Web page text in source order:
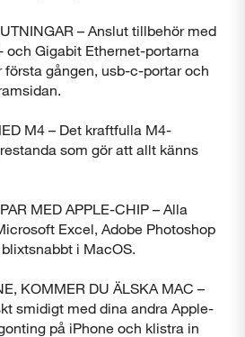
– Anslut tillbehör med
och Gigabit Ethernet-portarna
första gången, usb-c-portar och
M4 – Det kraftfulla M4-
som gör att allt känns
MED APPLE-CHIP – Alla
Excel, Adobe Photoshop
i MacOS.
KOMMER DU ÄLSKA MAC –
smidigt med dina andra Apple-
på iPhone och klistra in